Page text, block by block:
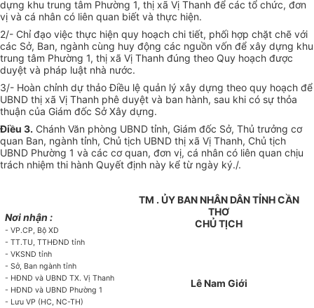
dựng khu trung tâm Phường 1, thị xã Vị Thanh để các tổ chức, đơn
vị và cá nhân có liên quan biết và thực hiện.
2/- Chỉ đạo việc thực hiện quy hoạch chi tiết, phối hợp chặt chẽ với
các Sở, Ban, ngành cùng huy động các nguồn vốn để xây dựng khu
trung tâm Phường 1, thị xã Vị Thanh đúng theo Quy hoạch được
duyệt và pháp luật nhà nước.
3/- Hoàn chỉnh dự thảo Điều lệ quản lý xây dựng theo quy hoạch để
UBND thị xã Vị Thanh phê duyệt và ban hành, sau khi có sự thỏa
thuận của Giám đốc Sở Xây dựng.
Điều 3. Chánh Văn phòng UBND tỉnh, Giám đốc Sở, Thủ trưởng cơ
quan Ban, ngành tỉnh, Chủ tịch UBND thị xã Vị Thanh, Chủ tịch
UBND Phường 1 và các cơ quan, đơn vị, cá nhân có liên quan chịu
trách nhiệm thi hành Quyết định này kể từ ngày ký./.
Nơi nhận :
- VP.CP, Bộ XD
- TT.TU, TTHĐND tỉnh
- VKSND tỉnh
- Sở, Ban ngành tỉnh
- HĐND và UBND TX. Vị Thanh
- HĐND và UBND Phường 1
- Lưu VP (HC, NC-TH)
TM . ỦY BAN NHÂN DÂN TỈNH CẦN
THƠ
CHỦ TỊCH
Lê Nam Giới